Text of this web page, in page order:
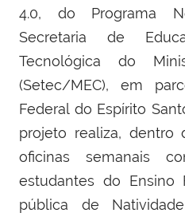
4.0, do Programa
Secretaria de
Tecnológica do
(Setec/MEC), em
Federal do Espírito
projeto realiza, dentro
oficinas semanais
estudantes do Ensino
pública de